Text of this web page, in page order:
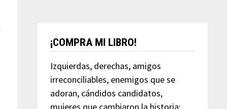
¡COMPRA MI LIBRO!
Izquierdas, derechas, amigos
irreconciliables, enemigos que se
adoran, cándidos candidatos,
mujeres que cambiaron la historia;